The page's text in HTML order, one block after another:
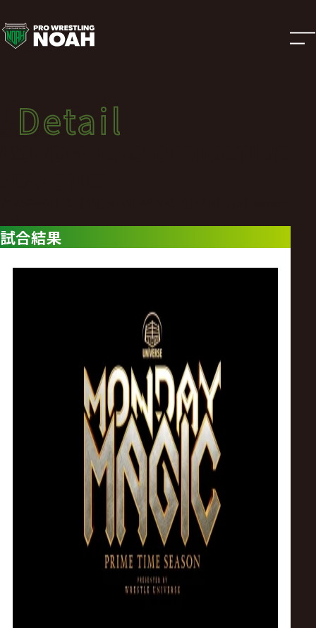
試
合
結
果
ロ
Detail
試合結果
Detail
試合結果